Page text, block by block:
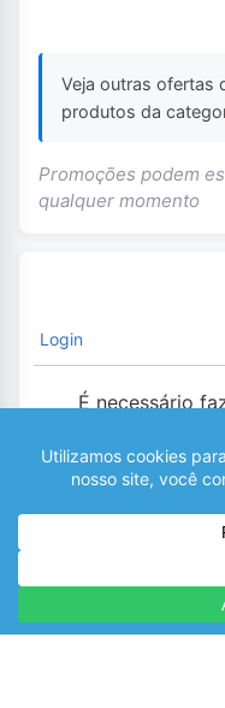
Veja outras ofertas
produtos da
Promoções podem
qualquer momento
Login
É necessário
0 COMENTÁRIOS